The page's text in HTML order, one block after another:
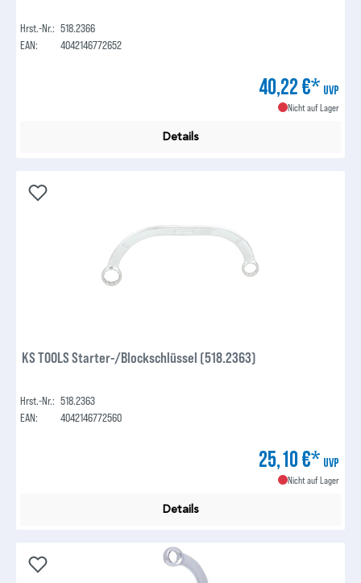
Hrst.-Nr.: 518.2366
EAN:
4042146772652
40,22 €* UVP
Nicht auf Lager
Details
KS TOOLS Starter-/Blockschlüssel (518.2363)
Hrst.-Nr.: 518.2363
EAN:
4042146772560
25,10 €* UVP
Nicht auf Lager
Details